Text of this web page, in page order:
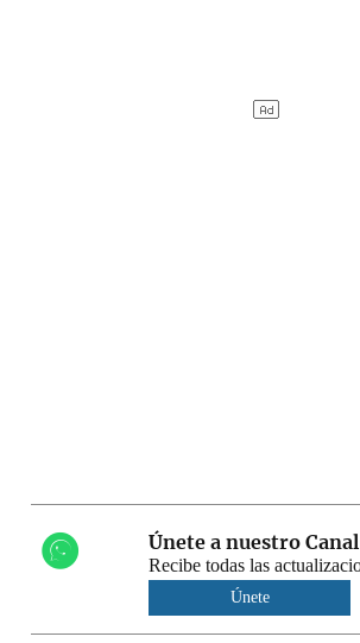
Únete a nuestro
Recibe todas las
Únete